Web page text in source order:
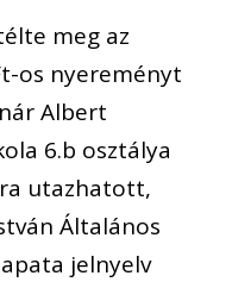
meg az
os nyereményt
Albert
6.b osztálya
utazhatott,
Általános
jelnyelv